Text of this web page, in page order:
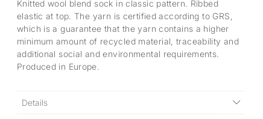
Knitted wool blend sock in classic pattern. Ribbed
elastic at top. The yarn is certified according to GRS,
which is a guarantee that the yarn contains a higher
minimum amount of recycled material, traceability and
additional social and environmental requirements.
Produced in Europe.
Details